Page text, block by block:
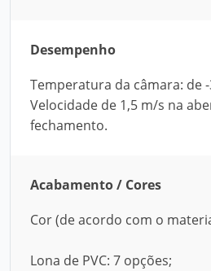
Desempenho
Temperatura da câmara: de -
Velocidade de 1,5 m/s na
fechamento.
Acabamento / Cores
Cor (de acordo com o
Lona de PVC: 7 opções;